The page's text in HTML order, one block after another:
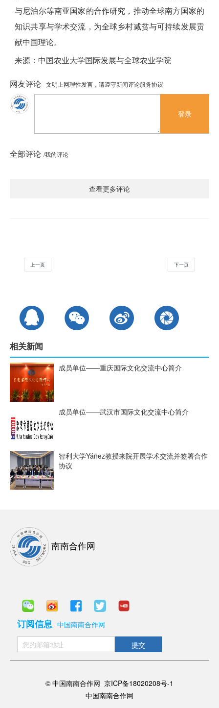
与尼泊尔等南亚国家的合作研究，推动全球南方国家的
知识共享与学术交流，为全球乡村减贫与可持续发展贡
献中国理论。
来源：中国农业大学国际发展与全球农业学院
网友评论 文明上网理性发言，请遵守新闻评论服务协议
登录
全部评论 /我的评论
查看更多评论
上一页 下一页
相关新闻
成员单位——重庆国际文化交流中心简介
成员单位——武汉市国际文化交流中心简介
智利大学Yáñez教授来院开展学术交流并签署合作
协议
南南合作网
订阅信息 中国南南合作网
提交
© 中国南南合作网 京ICP备18020208号-1
中国南南合作网